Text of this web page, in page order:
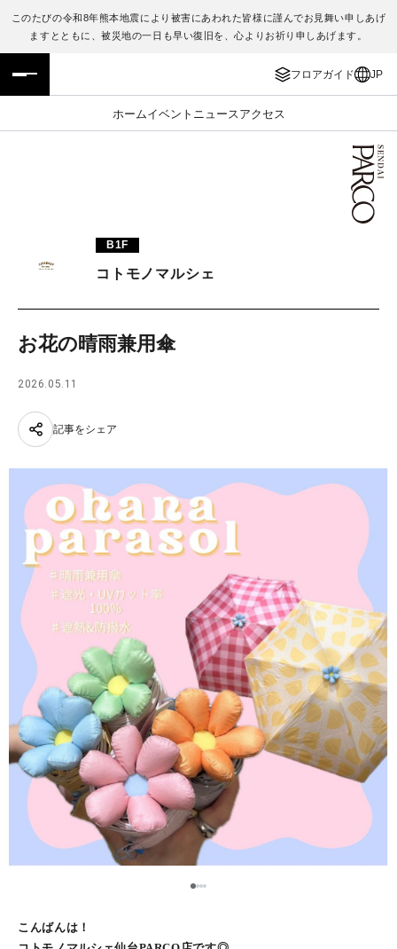
このたびの令和8年熊本地震により被害にあわれた皆様に謹んでお見舞い申しあげ
ますとともに、被災地の一日も早い復旧を、心よりお祈り申しあげます。
フロアガイド JP
ホームイベント ニュース アクセス
フロアガイド
施設案内・アクセス
TAX FREE
ENGLISH
繁体字
日本語
B1F
コトモノマルシェ
お花の晴雨兼用傘
2026.05.11
記事をシェア
123
こんばんは！